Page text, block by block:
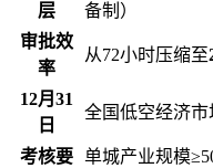
层
备制）
审批效
率
从72小时压缩至
12月31
日
全国低空经济市
考核要
单城产业规模